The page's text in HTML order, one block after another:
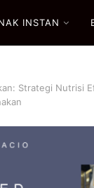
INSTAN
Strategi Nutrisi